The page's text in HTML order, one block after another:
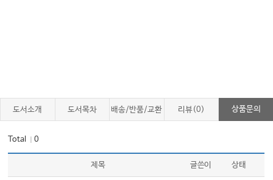
도서소개 도서목차 배송/반품/교환 리뷰(0) 상품문의
Total ｜0
제목 글쓴이 상태